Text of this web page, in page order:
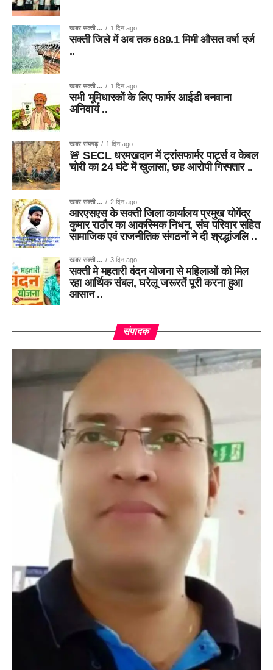
खबर सक्ती ... 1 दिन ago
सक्ती जिले में अब तक 689.1 मिमी औसत वर्षा दर्ज
..
खबर सक्ती ... 1 दिन ago
सभी भूमिधारकों के लिए फार्मर आईडी बनवाना
अनिवार्य ..
खबर रायगढ़ 1 दिन ago
🚨 SECL धरमखदान में ट्रांसफार्मर पार्ट्स व केबल
चोरी का 24 घंटे में खुलासा, छह आरोपी गिरफ्तार ..
खबर सक्ती ... 2 दिन ago
आरएसएस के सक्ती जिला कार्यालय प्रमुख योगेंद्र
कुमार राठौर का आकस्मिक निधन, संघ परिवार सहित
सामाजिक एवं राजनीतिक संगठनों ने दी श्रद्धांजलि ..
खबर सक्ती ... 3 दिन ago
सक्ती मे महतारी वंदन योजना से महिलाओं को मिल
रहा आर्थिक संबल, घरेलू जरूरतें पूरी करना हुआ
आसान ..
संपादक